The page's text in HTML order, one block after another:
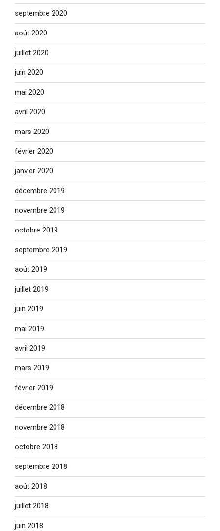
septembre 2020
août 2020
juillet 2020
juin 2020
mai 2020
avril 2020
mars 2020
février 2020
janvier 2020
décembre 2019
novembre 2019
octobre 2019
septembre 2019
août 2019
juillet 2019
juin 2019
mai 2019
avril 2019
mars 2019
février 2019
décembre 2018
novembre 2018
octobre 2018
septembre 2018
août 2018
juillet 2018
juin 2018